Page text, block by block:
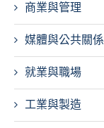
商業與管理
媒體與公共關係
就業與職場
工業與製造